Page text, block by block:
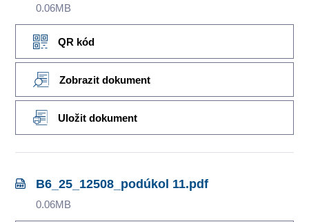
0.06MB
QR kód
Zobrazit dokument
Uložit dokument
B6_25_12508_podúkol 11.pdf
0.06MB